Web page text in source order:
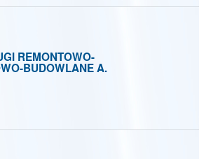
REMONTOWO-
BUDOWLANE A.